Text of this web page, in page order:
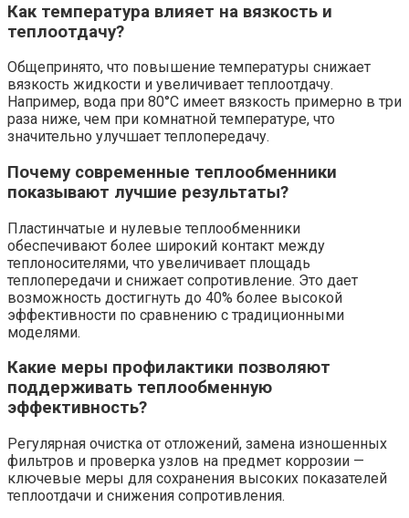
Как температура влияет на вязкость и
теплоотдачу?
Общепринято, что повышение температуры снижает
вязкость жидкости и увеличивает теплоотдачу.
Например, вода при 80°C имеет вязкость примерно в три
раза ниже, чем при комнатной температуре, что
значительно улучшает теплопередачу.
Почему современные теплообменники
показывают лучшие результаты?
Пластинчатые и нулевые теплообменники
обеспечивают более широкий контакт между
теплоносителями, что увеличивает площадь
теплопередачи и снижает сопротивление. Это дает
возможность достигнуть до 40% более высокой
эффективности по сравнению с традиционными
моделями.
Какие меры профилактики позволяют
поддерживать теплообменную
эффективность?
Регулярная очистка от отложений, замена изношенных
фильтров и проверка узлов на предмет коррозии —
ключевые меры для сохранения высоких показателей
теплоотдачи и снижения сопротивления.